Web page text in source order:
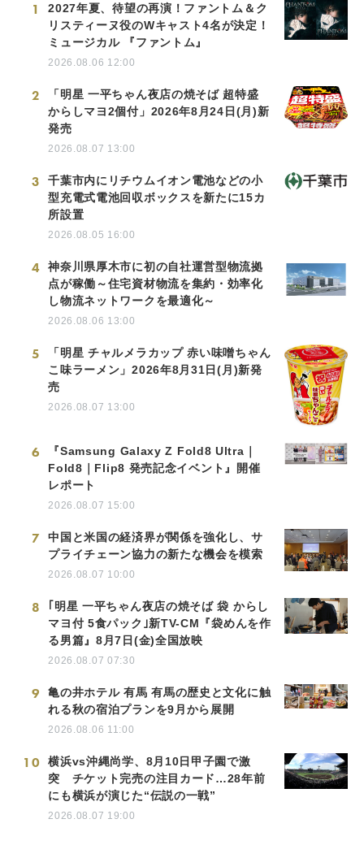
1
2027年夏、待望の再演！ファントム＆ク
リスティーヌ役のWキャスト4名が決定！
ミュージカル 『ファントム』
2026.08.06 12:00
2
「明星 一平ちゃん夜店の焼そば 超特盛
からしマヨ2個付」2026年8月24日(月)新
発売
2026.08.07 13:00
3
千葉市内にリチウムイオン電池などの小
型充電式電池回収ボックスを新たに15カ
所設置
2026.08.05 16:00
4
神奈川県厚木市に初の自社運営型物流拠
点が稼働～住宅資材物流を集約・効率化
し物流ネットワークを最適化～
2026.08.06 13:00
5
「明星 チャルメラカップ 赤い味噌ちゃん
こ味ラーメン」2026年8月31日(月)新発
売
2026.08.07 13:00
6
『Samsung Galaxy Z Fold8 Ultra｜
Fold8｜Flip8 発売記念イベント』開催
レポート
2026.08.07 15:00
7
中国と米国の経済界が関係を強化し、サ
プライチェーン協力の新たな機会を模索
2026.08.07 10:00
8
｢明星 一平ちゃん夜店の焼そば 袋 からし
マヨ付 5食パック｣新TV-CM『袋めんを作
る男篇』8月7日(金)全国放映
2026.08.07 07:30
9
亀の井ホテル 有馬 有馬の歴史と文化に触
れる秋の宿泊プランを9月から展開
2026.08.06 11:00
10
横浜vs沖縄尚学、8月10日甲子園で激
突 チケット完売の注目カード…28年前
にも横浜が演じた“伝説の一戦”
2026.08.07 19:00